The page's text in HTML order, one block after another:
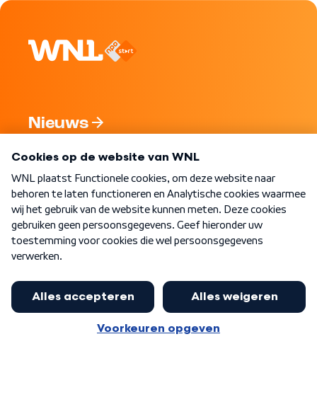
Nieuws
Nieuwsbrief
Word Lid